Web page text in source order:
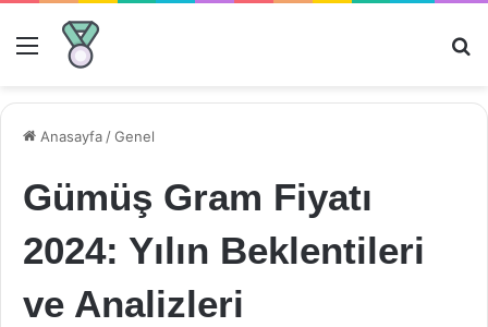
Menü
Anasayfa /Genel
Gümüş Gram Fiyatı
2024: Yılın Beklentileri
ve Analizleri